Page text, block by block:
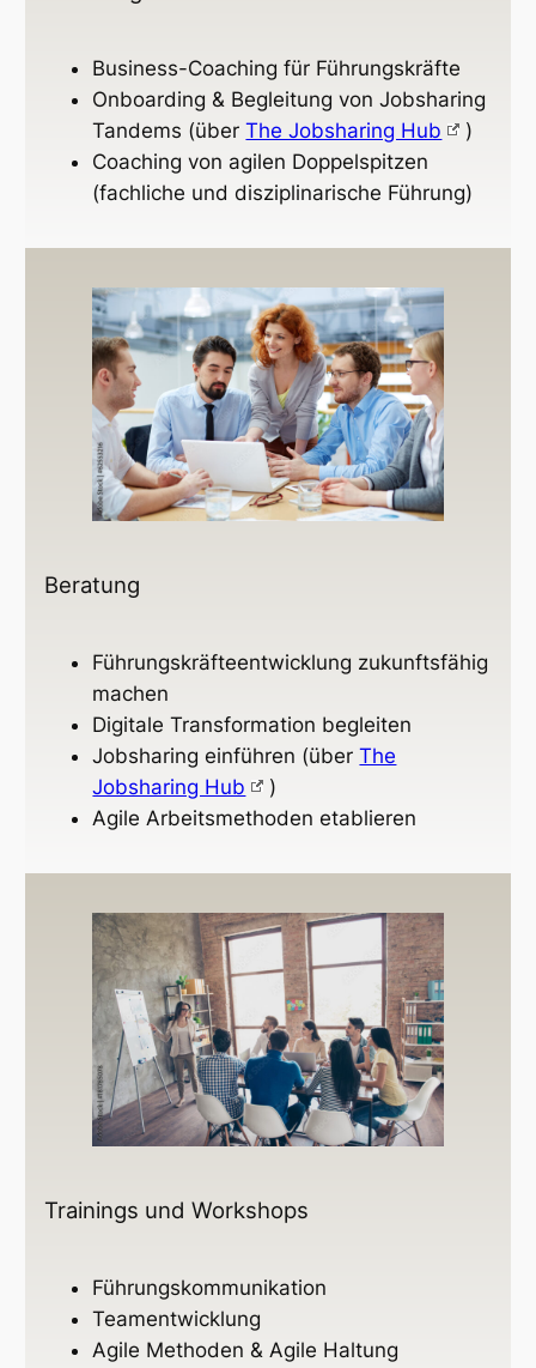
Business-Coaching für Führungskräfte
Onboarding & Begleitung von Jobsharing
Tandems (überThe Jobsharing Hub
)
Coaching von agilen Doppelspitzen
(fachliche und disziplinarische Führung)
Beratung
Führungskräfteentwicklung zukunftsfähig
machen
Digitale Transformation begleiten
Jobsharing einführen (überThe
Jobsharing Hub
)
Agile Arbeitsmethoden etablieren
Trainings und Workshops
Führungskommunikation
Teamentwicklung
Agile Methoden & Agile Haltung